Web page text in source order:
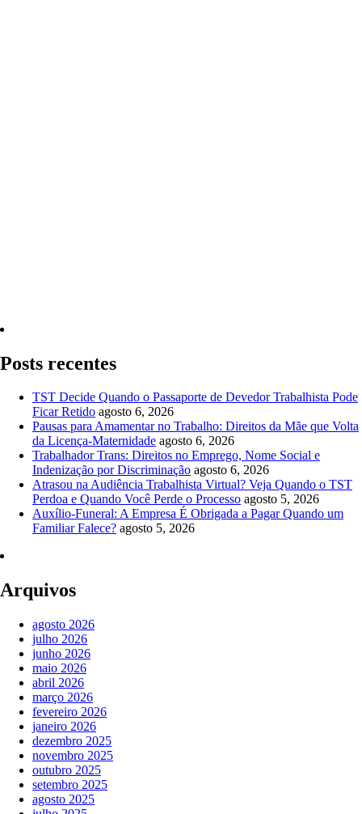
Posts recentes
TST Decide Quando o Passaporte de Devedor Trabalhista Pode
Ficar Retido agosto 6, 2026
Pausas para Amamentar no Trabalho: Direitos da Mãe que Volta
da Licença-Maternidade agosto 6, 2026
Trabalhador Trans: Direitos no Emprego, Nome Social e
Indenização por Discriminação agosto 6, 2026
Atrasou na Audiência Trabalhista Virtual? Veja Quando o TST
Perdoa e Quando Você Perde o Processo agosto 5, 2026
Auxílio-Funeral: A Empresa É Obrigada a Pagar Quando um
Familiar Falece? agosto 5, 2026
Arquivos
agosto 2026
julho 2026
junho 2026
maio 2026
abril 2026
março 2026
fevereiro 2026
janeiro 2026
dezembro 2025
novembro 2025
outubro 2025
setembro 2025
agosto 2025